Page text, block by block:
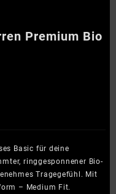
Premium Bio
Basic für deine
ringgesponnener Bio-
Tragegefühl. Mit
– Medium Fit.